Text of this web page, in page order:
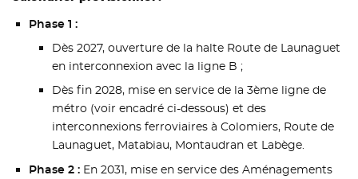
Phase 1 :
Dès 2027, ouverture de la halte Route de Launaguet
en interconnexion avec la ligne B ;
Dès fin 2028, mise en service de la 3ème ligne de
métro (voir encadré ci-dessous) et des
interconnexions ferroviaires à Colomiers, Route de
Launaguet, Matabiau, Montaudran et Labège.
Phase 2 : En 2031, mise en service des Aménagements